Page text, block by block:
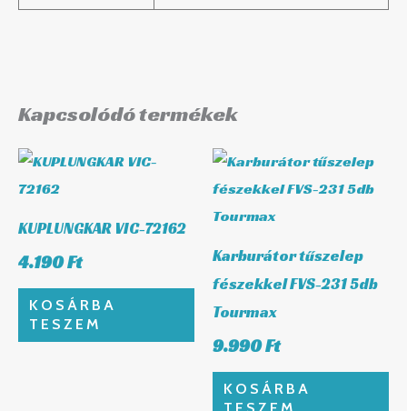
Kapcsolódó termékek
KUPLUNGKAR VIC-72162
4.190Ft
KOSÁRBA
TESZEM
Karburátor tűszelep
fészekkel FVS-231 5db
Tourmax
9.990Ft
KOSÁRBA